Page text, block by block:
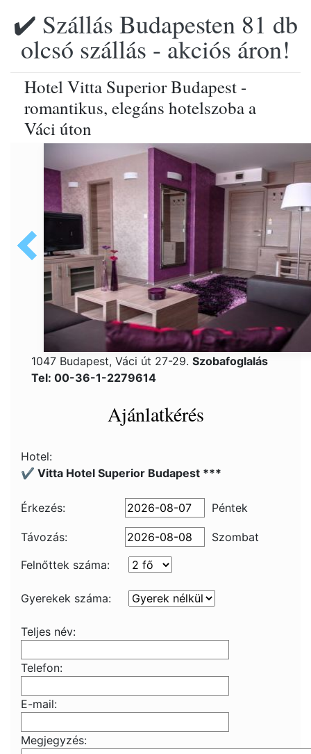
✔️ Szállás Budapesten 81 db
olcsó szállás - akciós áron!
Hotel Vitta Superior Budapest -
romantikus, elegáns hotelszoba a
Váci úton
1047 Budapest, Váci út 27-29. Szobafoglalás
Tel: 00-36-1-2279614
Ajánlatkérés
Hotel:
✔️ Vitta Hotel Superior Budapest ***
Érkezés: Péntek
Távozás:
Szombat
Felnőttek száma:
Gyerekek száma:
Teljes név:
Telefon:
E-mail:
Megjegyzés: